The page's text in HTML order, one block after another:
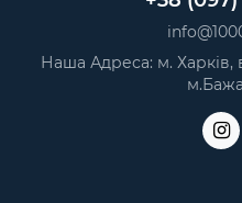
Наша Адреса: м. Харків,